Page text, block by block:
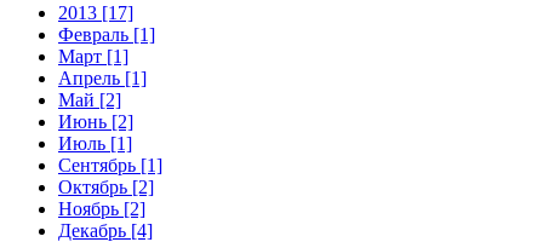
2013 [17]
Февраль [1]
Март [1]
Апрель [1]
Май [2]
Июнь [2]
Июль [1]
Сентябрь [1]
Октябрь [2]
Ноябрь [2]
Декабрь [4]